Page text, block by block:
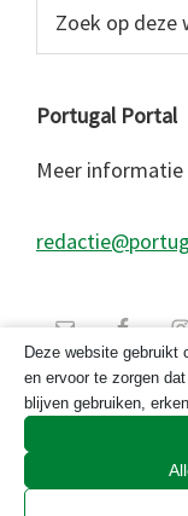
website
Portugal Portal
Meer informatie
© 2026
Deze website gebruikt
en ervoor te zorgen
blijven gebruiken,